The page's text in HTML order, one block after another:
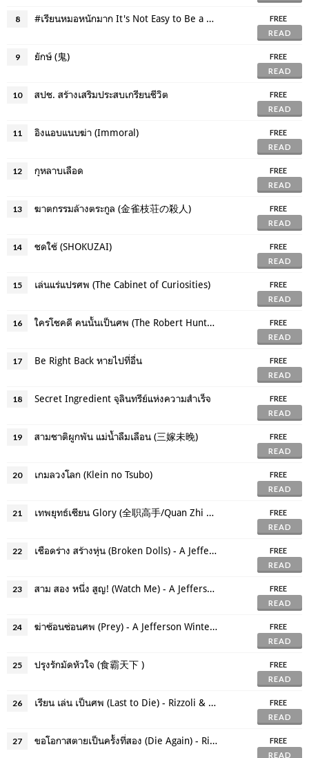
8 #เรียนหมอหนักมาก It's Not Easy to Be a Doctor.
FREE
READ
9 ยักษ์ (鬼)
FREE
READ
10 สปช. สร้างเสริมประสบเกรียนชีวิต
FREE
READ
11 อิงแอบแนบฆ่า (Immoral)
FREE
READ
12 กุหลาบเลือด
FREE
READ
13 ฆาตกรรมล้างตระกูล (金雀枝荘の殺人)
FREE
READ
14 ชดใช้ (SHOKUZAI)
FREE
READ
15 เล่นแร่แปรศพ (The Cabinet of Curiosities)
FREE
READ
16 ใครโชคดี คนนั้นเป็นศพ (The Robert Hunter Series: One by One เล่ม 5)
FREE
READ
17 Be Right Back หายไปที่อื่น
FREE
READ
18 Secret Ingredient จุลินทรีย์แห่งความสำเร็จ
FREE
READ
19 สามชาติผูกพัน แม่น้ำลืมเลือน (三嫁未晚)
FREE
READ
20 เกมลวงโลก (Klein no Tsubo)
FREE
READ
21 เทพยุทธ์เซียน Glory (全职高手/Quan Zhi Gao Shou)
FREE
READ
22 เชือดร่าง สร้างหุ่น (Broken Dolls) - A Jefferson Winter Novel
FREE
READ
23 สาม สอง หนึ่ง สูญ! (Watch Me) - A Jefferson Winter Novel
FREE
READ
24 ฆ่าซ้อนซ่อนศพ (Prey) - A Jefferson Winter Novel
FREE
READ
25 ปรุงรักมัดหัวใจ (食霸天下 )
FREE
READ
26 เรียน เล่น เป็นศพ (Last to Die) - Rizzoli & Isles Series
FREE
READ
27 ขอโอกาสตายเป็นครั้งที่สอง (Die Again) - Rizzoli & Isles Series
FREE
READ